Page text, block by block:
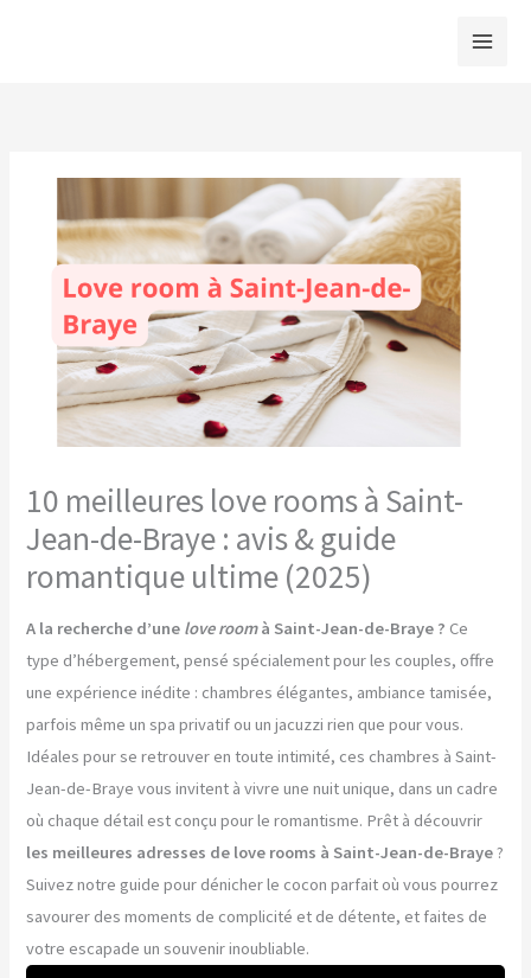
10 meilleures love rooms à Saint-
Jean-de-Braye : avis & guide
romantique ultime (2025)
A la recherche d’une love roomà Saint-Jean-de-Braye ? Ce
type d’hébergement, pensé spécialement pour les couples, offre
une expérience inédite : chambres élégantes, ambiance tamisée,
parfois même un spa privatif ou un jacuzzi rien que pour vous.
Idéales pour se retrouver en toute intimité, ces chambres à Saint-
Jean-de-Braye vous invitent à vivre une nuit unique, dans un cadre
où chaque détail est conçu pour le romantisme. Prêt à découvrir
les meilleures adresses de love rooms à Saint-Jean-de-Braye?
Suivez notre guide pour dénicher le cocon parfait où vous pourrez
savourer des moments de complicité et de détente, et faites de
votre escapade un souvenir inoubliable.